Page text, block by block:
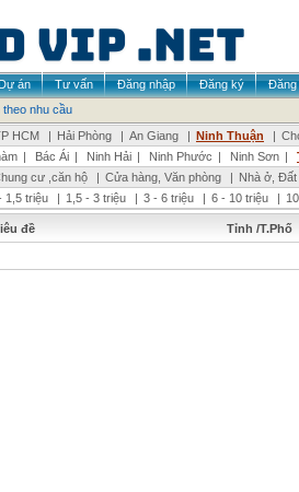
án Tư vấn Đăng nhập Đăng ký
Đăng
theo nhu cầu
HCM | Hải Phòng | An Giang | Ninh Thuận |
| Bác Ái | Ninh Hải | Ninh Phước | Ninh Sơn |
cư ,căn hộ | Cửa hàng, Văn phòng | Nhà ở,
1,5 triệu | 1,5 - 3 triệu | 3 - 6 triệu | 6 - 10 triệu |
đề Tỉnh /T.Phố